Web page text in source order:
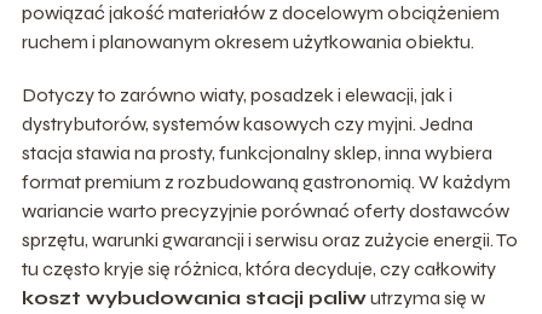
powiązać jakość materiałów z docelowym obciążeniem
ruchem i planowanym okresem użytkowania obiektu.
Dotyczy to zarówno wiaty, posadzek i elewacji, jak i
dystrybutorów, systemów kasowych czy myjni. Jedna
stacja stawia na prosty, funkcjonalny sklep, inna wybiera
format premium z rozbudowaną gastronomią. W każdym
wariancie warto precyzyjnie porównać oferty dostawców
sprzętu, warunki gwarancji i serwisu oraz zużycie energii. To
tu często kryje się różnica, która decyduje, czy całkowity
koszt wybudowania stacji paliwutrzyma się w